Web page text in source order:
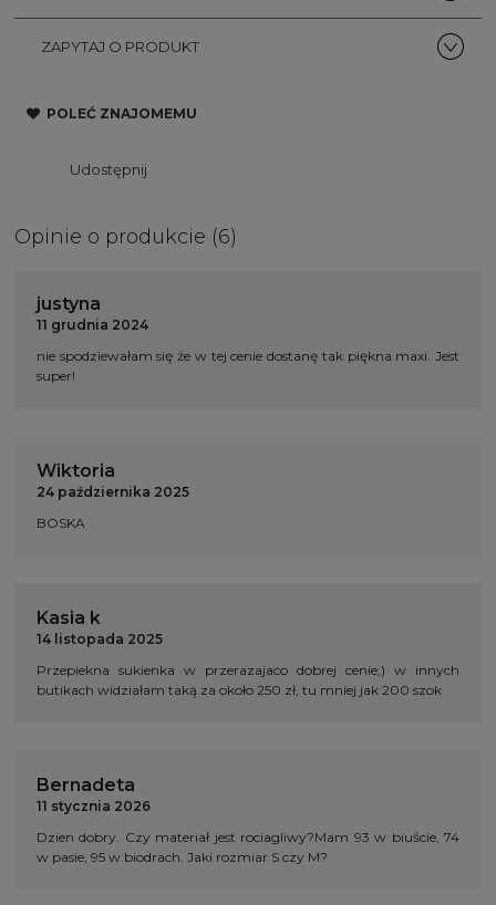
ZAPYTAJ O PRODUKT
POLEĆ ZNAJOMEMU
Udostępnij
Opinie o produkcie (6)
justyna
11 grudnia 2024
nie spodziewałam się że w tej cenie dostanę tak piękna maxi. Jest
super!
Wiktoria
24 października 2025
BOSKA
Kasia k
14 listopada 2025
Przepiekna sukienka w przerazajaco dobrej cenie;) w innych
butikach widziałam taką za około 250 zł, tu mniej jak 200 szok
Bernadeta
11 stycznia 2026
Dzien dobry. Czy materiał jest rociagliwy?Mam 93 w biuście, 74
w pasie, 95 w biodrach. Jaki rozmiar S czy M?